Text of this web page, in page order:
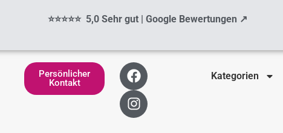
⭐⭐⭐⭐⭐ 5,0 Sehr gut | Google Bewertungen ↗
Persönlicher
Kontakt
F
a
c
e
b
I
n
s
t
a
Kategorien